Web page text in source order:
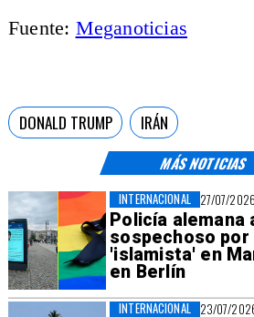
MÁS NOTICIAS
27/07/2026
Policía alemana
sospechoso por
'islamista' en
en Berlín
INTERNACIONAL
23/07/
INTERNACIONAL
Fuente: Meganoticias
DONALD TRUMP IRÁN